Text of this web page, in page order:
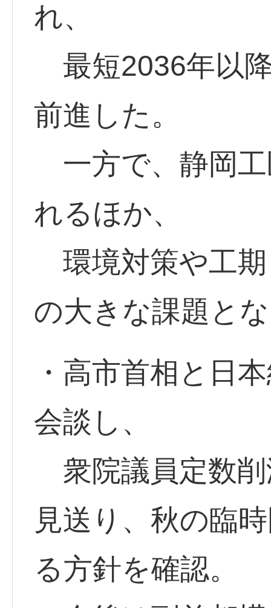
れ、
最短2036年以
前進した。
一方で、静岡工
れるほか、
環境対策や工
の大きな課題と
・高市首相と日
会談し、
衆院議員定数削
見送り、秋の臨
る方針を確認。